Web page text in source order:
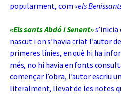
popularment, com «els
«Els sants Abdó i Senent»s’inicia
nascut i on s’havia criat l’autor
primeres línies, en què hi ha
més, no hi havia en fonts
començar l’obra, l’autor escriu
literalment, llevat de les notes